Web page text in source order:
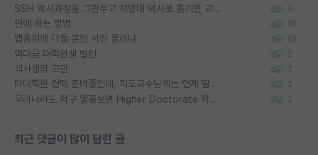
SSH 박사과정을 그만두고 지방대 박사로 옮기면 교수의 꿈은 끝일까요? 9
편애 하는 방법 16
랩홈피에 다들 본인 사진 올리냐 13
역대급 대학원생 빌런 2
석사생의 고민 2
타대학원 컨텍 준비중인데, 지도교수님께는 언제 말씀드려야 할까요? 2
우리나라도 학구 열풍보면 Higher Doctorate 학위가 필요하다고 봅니다. 2
최근 댓글이 많이 달린 글